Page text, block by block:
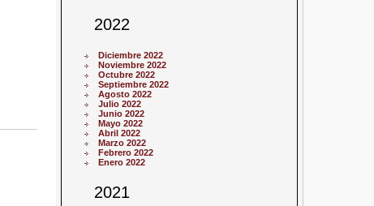
2022
Diciembre 2022
Noviembre 2022
Octubre 2022
Septiembre 2022
Agosto 2022
Julio 2022
Junio 2022
Mayo 2022
Abril 2022
Marzo 2022
Febrero 2022
Enero 2022
2021